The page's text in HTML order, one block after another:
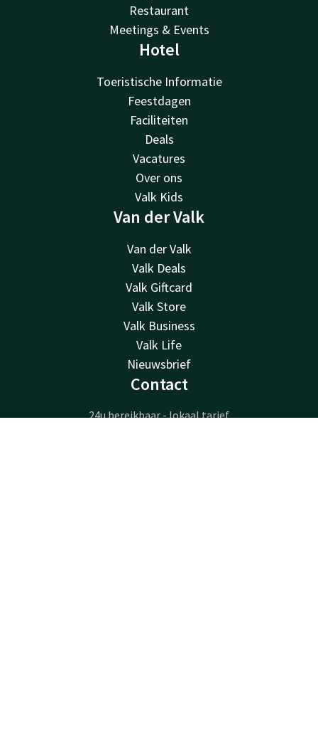
Restaurant
Meetings & Events
Hotel
Toeristische Informatie
Feestdagen
Faciliteiten
Deals
Vacatures
Over ons
Valk Kids
Van der Valk
Van der Valk
Valk Deals
Valk Giftcard
Valk Store
Valk Business
Valk Life
Nieuwsbrief
Contact
24u bereikbaar - lokaal tarief